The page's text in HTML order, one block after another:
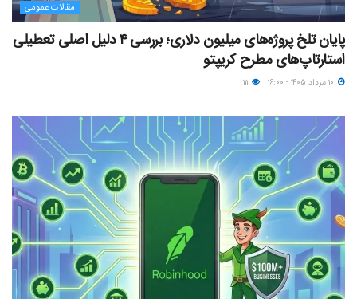
مقالات عمومی
پایان تلخ پروژه‌های میلیون دلاری؛ بررسی ۴ دلیل اصلی تعطیلی
استارتاپ‌های مطرح کریپتو